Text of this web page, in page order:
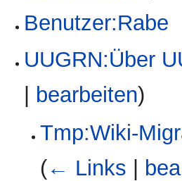
Benutzer:Rabe
UUGRN:Über
| bearbeiten)
Tmp:Wiki-
(← Links |